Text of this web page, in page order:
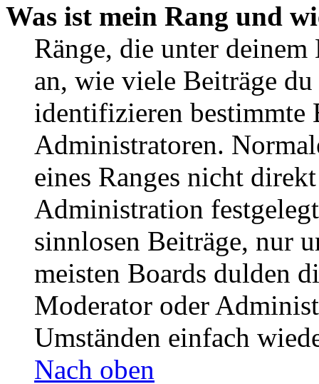
Was ist mein Rang und
Ränge, die unter deinem
an, wie viele Beiträge
identifizieren bestimmte
Administratoren.
eines Ranges nicht
Administration
sinnlosen Beiträge, nur
meisten Boards dulden
Moderator oder
Umständen einfach
Nach oben